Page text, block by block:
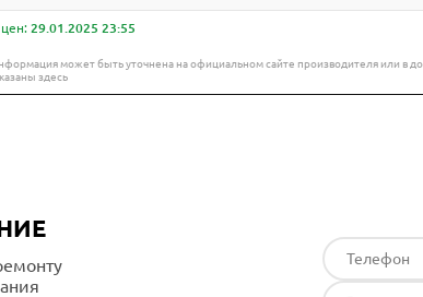
29.01.2025 23:55
может быть уточнена на официальном сайте производителя или в
здесь